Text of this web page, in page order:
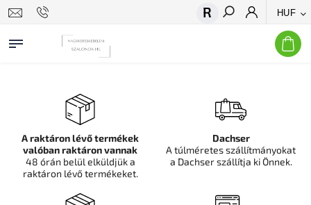
HUF
Keresés
A raktáron lévő termékek
valóban raktáron vannak
48 órán belül elküldjük a
raktáron lévő termékeket.
Dachser
A túlméretes szállítmányokat
a Dachser szállítja ki Önnek.